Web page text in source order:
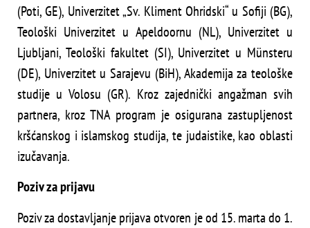
(Poti, GE), Univerzitet „Sv. Kliment Ohridski“ u Sofiji (BG),
Teološki Univerzitet u Apeldoornu (NL), Univerzitet u
Ljubljani, Teološki fakultet (SI), Univerzitet u Münsteru
(DE), Univerzitet u Sarajevu (BiH), Akademija za teološke
studije u Volosu (GR). Kroz zajednički angažman svih
partnera, kroz TNA program je osigurana zastupljenost
kršćanskog i islamskog studija, te judaistike, kao oblasti
izučavanja.
Poziv za prijavu
Poziv za dostavljanje prijava otvoren je od 15. marta do 1.